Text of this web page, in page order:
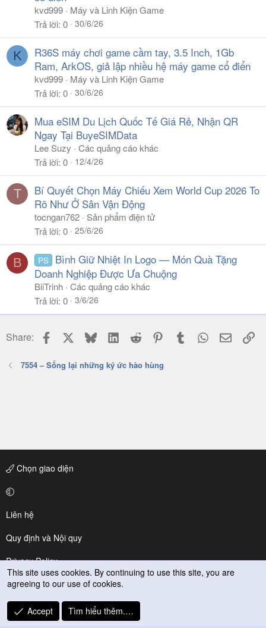
kvd999
Máy và Linh Kiện Game
Trả lời 0 30/6/26
K
R36S máy chơi game cầm tay, 3.5 Inch, 1Gb
Ram, ArkOS, giả lập nhiều hệ máy game cổ điển
kvd999
Máy và Linh Kiện Game
Trả lời 0 30/6/26
Mua eSIM Du Lịch Quốc Tế Giá Rẻ, Nhận QR
Ngay Tại BuyeSIMData
Lee Suzy
Các quảng cáo khác
Trả lời 0 12/4/26
T
Bí Quyết Chọn Máy Chiếu Xem World Cup 2026 To
Rõ Như Ở Sân Vận Động
tocngan762
Sản phẩm điện tử
Trả lời 0 25/6/26
B PS
Bình Giữ Nhiệt In Logo — Món Quà Tặng
Doanh Nghiệp Được Ưa Chuộng
BiiTrinh Các quảng cáo khác
Trả lời 0 3/6/26
Share: Facebook BlueskyLinkedIn
Reddit PinterestTumblr WhatsApp
Email
7554 – Sống lại những ký ức hào hùng
Chọn giao diện
Liên hệ
Quy định và Nội quy
Privacy Policy
Trợ giúp
R
S
This site uses cookies. By continuing to use this site, you are
agreeing to our use of cookies.
Accept Tìm hiểu thêm.…